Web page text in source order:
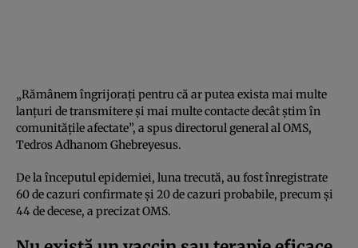
„Rămânem îngrijorați pentru că ar putea exista mai multe
lanțuri de transmitere și mai multe contacte decât știm în
comunitățile afectate”, a spus directorul general al OMS,
Tedros Adhanom Ghebreyesus.
De la începutul epidemiei, luna trecută, au fost înregistrate
60 de cazuri confirmate și 20 de cazuri probabile, precum și
44 de decese, a precizat OMS.